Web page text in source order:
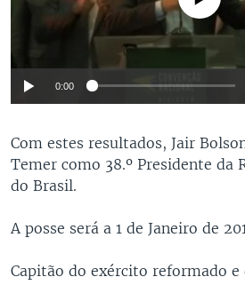
0:00
Com estes resultados, Jair
Temer como 38.º Presidente da
do Brasil.
A posse será a 1 de Janeiro de
Capitão do exército reformado e